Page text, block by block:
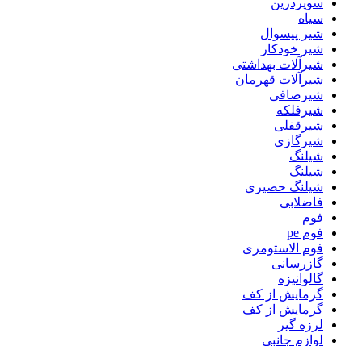
سیاه
شیر پیسوال
شیر خودکار
شیرآلات بهداشتی
شیرآلات قهرمان
شیرصافی
شیرفلکه
شیرقفلی
شیرگازی
شیلنگ
شیلنگ
شیلنگ حصیری
فاضلابی
فوم
فوم pe
فوم الاستومری
گازرسانی
گالوانیزه
گرمایش از کف
گرمایش از کف
لرزه گیر
لوازم جانبی